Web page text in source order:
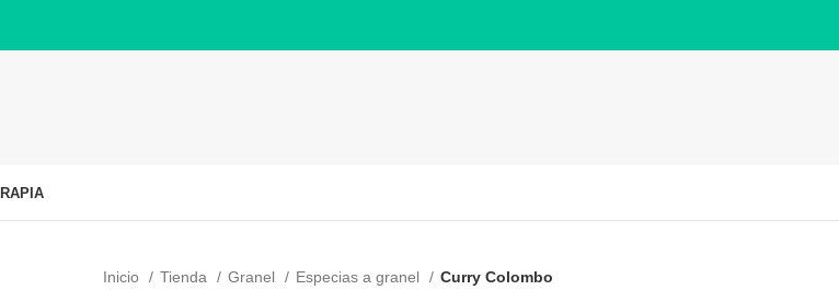
Inicio Tienda Granel Especias a granel
Curry Colombo